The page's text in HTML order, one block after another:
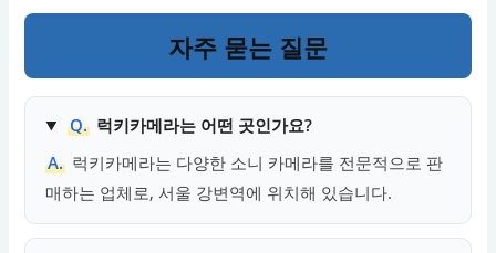
자주 묻는 질문
Q. 럭키카메라는 어떤 곳인가요?
A. 럭키카메라는 다양한 소니 카메라를 전문적으로 판
매하는 업체로, 서울 강변역에 위치해 있습니다.